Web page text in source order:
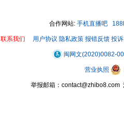
合作网站: 手机直播吧
联系我们 用户协议 隐私政策 报错反馈 投
闽网文(2020)0082-
营业执照
举报邮箱：